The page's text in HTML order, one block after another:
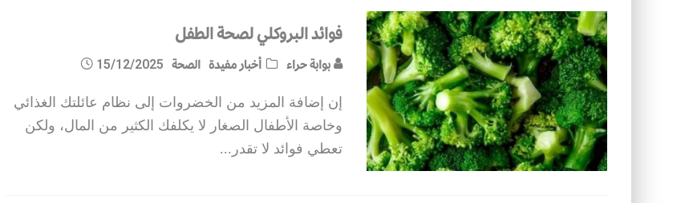
فوائد البروكلي لصحة الطفل
بوابة حراء أخبار مفيدة الصحة 15/12/2025
إن إضافة المزيد من الخضروات إلى نظام عائلتك الغذائي
وخاصة الأطفال الصغار لا يكلفك الكثير من المال، ولكن
تعطي فوائد لا تقدر ...